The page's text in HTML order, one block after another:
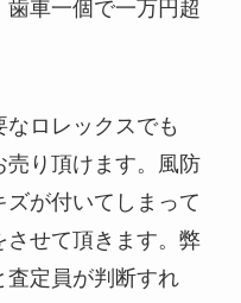
車一個で一万円超
ロレックスでも
売り頂けます。風防
が付いてしまって
させて頂きます。弊
査定員が判断すれ